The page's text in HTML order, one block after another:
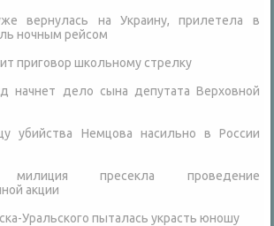
вернулась на Украину, прилетела в
ночным рейсом
приговор школьному стрелку
начнет дело сына депутата Верховной
убийства Немцова насильно в России
пресекла проведение
акции
Уральского пыталась украсть юношу